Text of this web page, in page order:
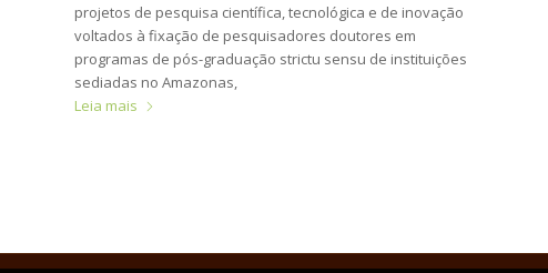
projetos de pesquisa científica, tecnológica e de inovação
voltados à fixação de pesquisadores doutores em
programas de pós-graduação strictu sensu de instituições
sediadas no Amazonas,
Leia mais